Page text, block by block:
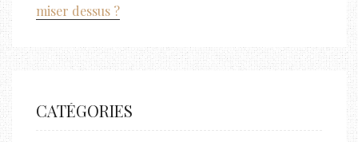
miser dessus ?
CATÉGORIES